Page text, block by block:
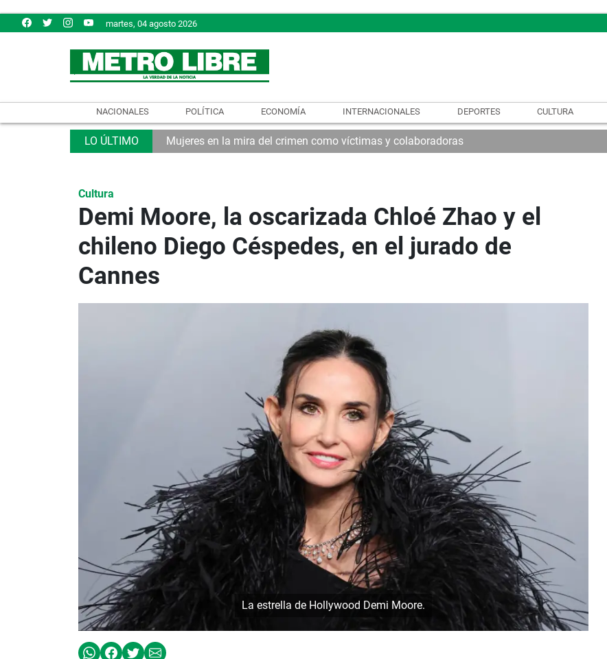
martes, 04 agosto 2026
NACIONALES POLÍTICA ECONOMÍA INTERNACIONALES DEPORTES CULTURA
Mujeres en la mira del crimen como víctimas y colaboradoras
Cultura
Demi Moore, la oscarizada Chloé Zhao y el
chileno Diego Céspedes, en el jurado de
Cannes
La estrella de Hollywood Demi Moore.